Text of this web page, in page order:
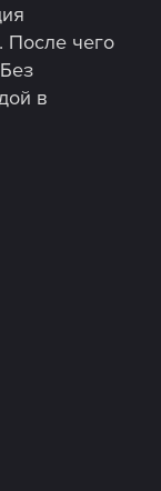
После чего
в